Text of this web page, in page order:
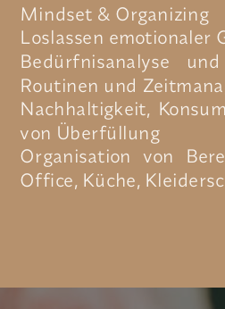
Mindset & Organizing
Loslassen emotionaler
Bedürfnisanalyse
Routinen und
Nachhaltigkeit,
von Überfüllung
Organisation von
Office, Küche,